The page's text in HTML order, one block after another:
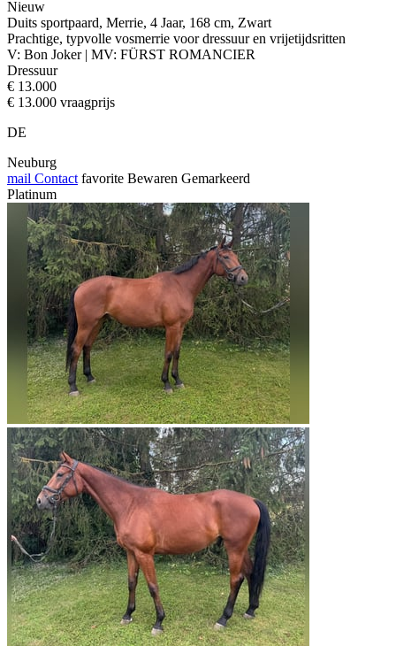
Nieuw
Duits sportpaard, Merrie, 4 Jaar, 168 cm, Zwart
Prachtige, typvolle vosmerrie voor dressuur en vrijetijdsritten
V: Bon Joker | MV: FÜRST ROMANCIER
Dressuur
€ 13.000
€ 13.000 vraagprijs
DE
Neuburg
mail Contact favorite Bewaren Gemarkeerd
Platinum